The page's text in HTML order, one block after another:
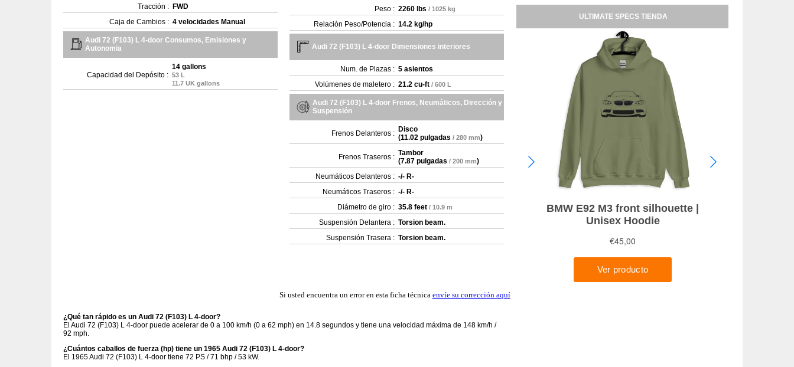
Tracción : FWD
Caja de Cambios : 4 velocidades Manual
Audi 72 (F103) L 4-door Consumos, Emisiones y
Autonomia
Capacidad del Depósito :
14 gallons
53 L
11.7 UK gallons
Peso : 2260 lbs / 1025 kg
Relación Peso/Potencia : 14.2 kg/hp
Audi 72 (F103) L 4-door Dimensiones interiores
Num. de Plazas : 5 asientos
Volúmenes de maletero : 21.2 cu-ft / 600 L
Audi 72 (F103) L 4-door Frenos, Neumáticos, Dirección y
Suspensión
Frenos Delanteros : Disco
(11.02 pulgadas / 280 mm)
Frenos Traseros : Tambor
(7.87 pulgadas / 200 mm)
Neumáticos Delanteros : -/- R-
Neumáticos Traseros : -/- R-
Diámetro de giro : 35.8 feet / 10.9 m
Suspensión Delantera : Torsion beam.
Suspensión Trasera : Torsion beam.
Si usted encuentra un error en esta ficha técnica envíe su corrección aquí
¿Qué tan rápido es un Audi 72 (F103) L 4-door?
El Audi 72 (F103) L 4-door puede acelerar de 0 a 100 km/h (0 a 62 mph) en 14.8 segundos y tiene una velocidad máxima de 148 km/h /
92 mph.
¿Cuántos caballos de fuerza (hp) tiene un 1965 Audi 72 (F103) L 4-door?
El 1965 Audi 72 (F103) L 4-door tiene 72 PS / 71 bhp / 53 kW.
ULTIMATE SPECS TIENDA